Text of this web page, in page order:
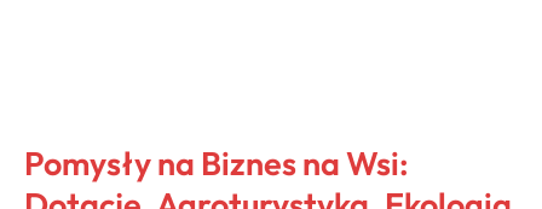
Pomysły na Biznes na Wsi: